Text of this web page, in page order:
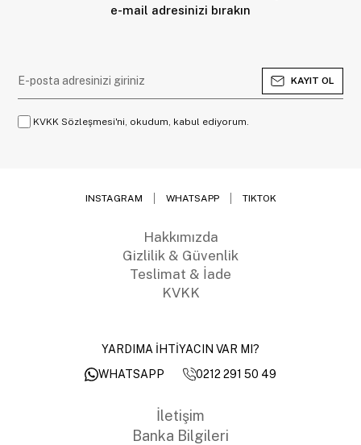
e-mail adresinizi bırakın
KAYIT OL
KVKK Sözleşmesi'ni, okudum, kabul ediyorum.
INSTAGRAM WHATSAPP TIKTOK
Hakkımızda
Gizlilik & Güvenlik
Teslimat & İade
KVKK
YARDIMA İHTİYACIN VAR MI?
WHATSAPP
0212 291 50 49
İletişim
Banka Bilgileri